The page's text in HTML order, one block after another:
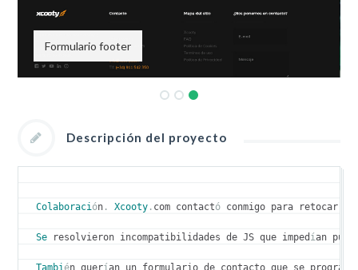
Formulario footer
Descripción del proyecto
Colaboraci ón . Xcooty . com contactó conmigo para retocar
Se resolvieron incompatibilidades de JS que imped ían
También querían un formulario de contacto que se program